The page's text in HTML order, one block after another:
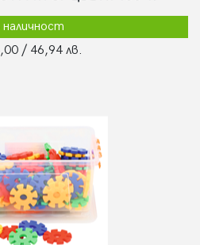
наличност
/ 46,94 лв.